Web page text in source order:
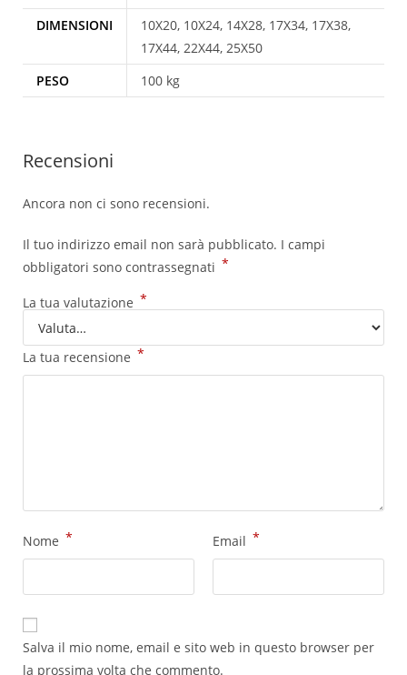
DIMENSIONI
10X20, 10X24, 14X28, 17X34, 17X38,
17X44, 22X44, 25X50
PESO
100 kg
Recensioni
Ancora non ci sono recensioni.
Il tuo indirizzo email non sarà pubblicato. I campi
obbligatori sono contrassegnati *
La tua valutazione *
La tua recensione *
Nome * Email *
Salva il mio nome, email e sito web in questo browser per
la prossima volta che commento.